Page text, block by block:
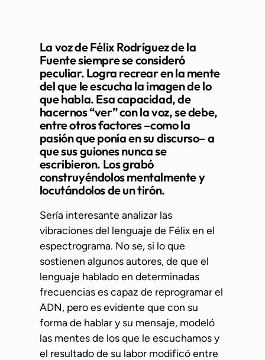
La voz de Félix Rodríguez de la
Fuente siempre se consideró
peculiar. Logra recrear en la mente
del que le escucha la imagen de lo
que habla. Esa capacidad, de
hacernos “ver” con la voz, se debe,
entre otros factores –como la
pasión que ponía en su discurso– a
que sus guiones nunca se
escribieron. Los grabó
construyéndolos mentalmente y
locutándolos de un tirón.
Sería interesante analizar las
vibraciones del lenguaje de Félix en el
espectrograma. No se, si lo que
sostienen algunos autores, de que el
lenguaje hablado en determinadas
frecuencias es capaz de reprogramar el
ADN, pero es evidente que con su
forma de hablar y su mensaje, modeló
las mentes de los que le escuchamos y
el resultado de su labor modificó entre